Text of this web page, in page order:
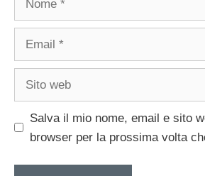
Salva il mio nome, email e sito
browser per la prossima volta